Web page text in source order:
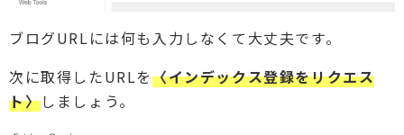
ブログURLには何も入力しなくて大丈夫です。
次に取得したURLを〈インデックス登録をリクエス
ト〉しましょう。